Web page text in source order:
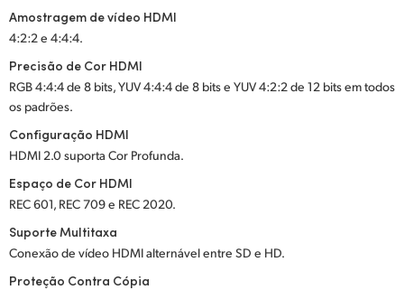
Amostragem de vídeo HDMI
4:2:2 e 4:4:4.
Precisão de Cor HDMI
RGB 4:4:4 de 8 bits, YUV 4:4:4 de 8 bits e YUV 4:2:2 de 12 bits em todos
os padrões.
Configuração HDMI
HDMI 2.0 suporta Cor Profunda.
Espaço de Cor HDMI
REC 601, REC 709 e REC 2020.
Suporte Multitaxa
Conexão de vídeo HDMI alternável entre SD e HD.
Proteção Contra Cópia